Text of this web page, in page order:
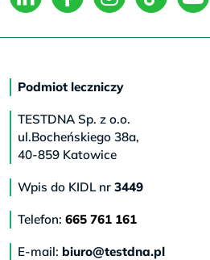
Podmiot leczniczy
TESTDNA Sp. z o.o.
ul.Bocheńskiego 38a,
40-859 Katowice
Wpis do KIDL nr 3449
Telefon: 665 761 161
E-mail: biuro@testdna.pl